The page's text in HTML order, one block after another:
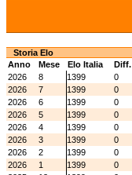
Storia Elo
Anno
Mese Elo Italia Diff.
2026
8 1399
0
2026
7 1399
0
2026
6 1399
0
2026
5 1399
0
2026
4 1399
0
2026
3 1399
0
2026
2 1399
0
2026
1 1399
0